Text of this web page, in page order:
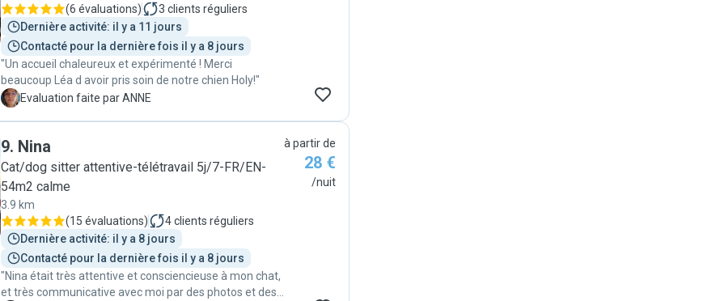
(6 évaluations) 3 clients réguliers
Dernière activité: il y a 11 jours
Contacté pour la dernière fois il y a 8 jours
"Un accueil chaleureux et expérimenté ! Merci
beaucoup Léa d avoir pris soin de notre chien Holy!"
A Evaluation faite par ANNE
9. Nina
Cat/dog sitter attentive-télétravail 5j/7-FR/EN-
54m2 calme
3.9 km
(15 évaluations) 4clients réguliers
Dernière activité: il y a 8 jours
Contacté pour la dernière fois il y a 8 jours
"Nina était très attentive et consciencieuse à mon chat,
et très communicative avec moi par des photos et des
à partir de
28 €
/nuit